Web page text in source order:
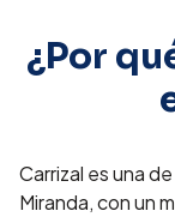
¿Por
Carrizal es una
Miranda, con un